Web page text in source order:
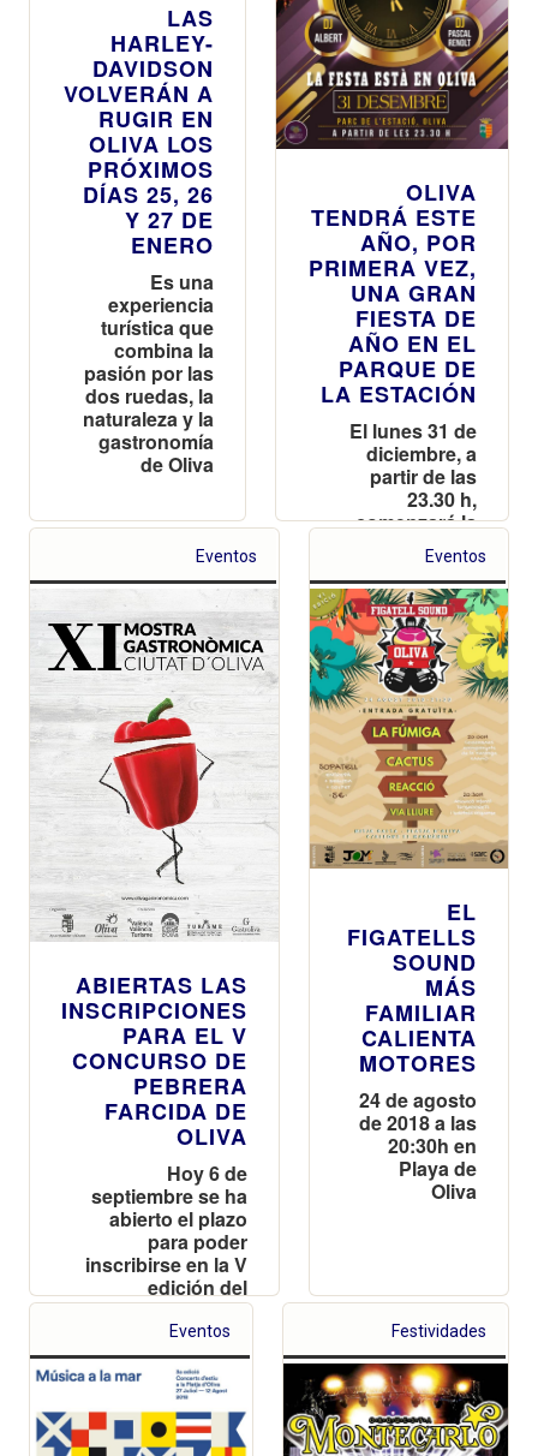
LAS
HARLEY-
DAVIDSON
VOLVERÁN A
RUGIR EN
OLIVA LOS
PRÓXIMOS
DÍAS 25, 26
Y 27 DE
ENERO
Es una
experiencia
turística que
combina la
pasión por las
dos ruedas, la
naturaleza y la
gastronomía
de Oliva
OLIVA
TENDRÁ ESTE
AÑO, POR
PRIMERA VEZ,
UNA GRAN
FIESTA DE
AÑO EN EL
PARQUE DE
LA ESTACIÓN
El lunes 31 de
diciembre, a
partir de las
23.30 h,
comenzará la
celebración con
macrodiscomóvil
y pantalla
gigante para
recibir el año
nuevo
Eventos
ABIERTAS LAS
INSCRIPCIONES
PARA EL V
CONCURSO DE
PEBRERA
FARCIDA DE
OLIVA
Hoy 6 de
septiembre se ha
abierto el plazo
para poder
inscribirse en la V
edición del
Concurso Amateur
de Pebrera Farcida
de Oliva. Terminará
el 18 de
septiembre a las
14:00 horas
Eventos
EL
FIGATELLS
SOUND
MÁS
FAMILIAR
CALIENTA
MOTORES
24 de agosto
de 2018 a las
20:30h en
Playa de
Oliva
Eventos Festividades